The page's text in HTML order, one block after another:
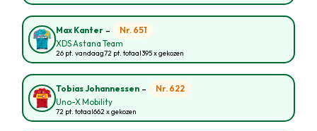
Max Kanter - Nr. 651
XDS Astana Team
26 pt. vandaag72 pt. totaal395 x gekozen
Tobias Johannessen - Nr. 622
Uno-X Mobility
72 pt. totaal662 x gekozen